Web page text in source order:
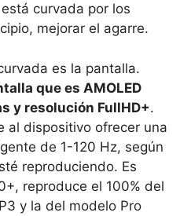
curvada por los
mejorar el agarre.
es la pantalla.
que es AMOLED
y resolución FullHD+.
al dispositivo ofrecer una
de 1-120 Hz, según
reproduciendo. Es
reproduce el 100% del
y la del modelo Pro